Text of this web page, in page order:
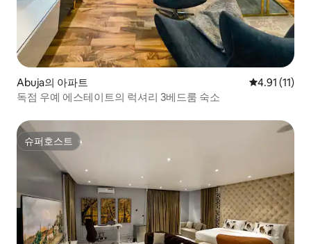
Abuja의 아파트 평점 4.91점
4.91 (11)
독점 우예 에스테이트의 럭셔리 3베드룸 숙소
슈퍼호스트
슈퍼호스트